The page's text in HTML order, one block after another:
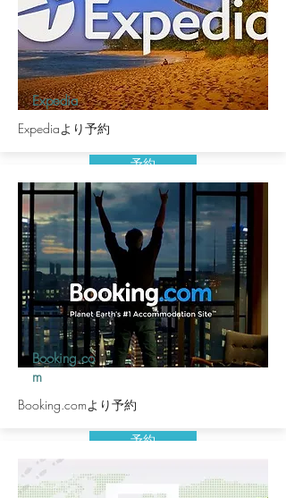
Expedia
Expediaより予約
予約
Booking.co
m
Booking.comより予約
予約